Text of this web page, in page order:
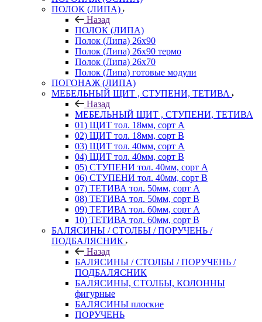
ПОЛОК (ЛИПА)
Назад
ПОЛОК (ЛИПА)
Полок (Липа) 26х90
Полок (Липа) 26х90 термо
Полок (Липа) 26х70
Полок (Липа) готовые модули
ПОГОНАЖ (ЛИПА)
МЕБЕЛЬНЫЙ ЩИТ , СТУПЕНИ, ТЕТИВА
Назад
МЕБЕЛЬНЫЙ ЩИТ , СТУПЕНИ, ТЕТИВА
01) ЩИТ тол. 18мм, сорт А
02) ЩИТ тол. 18мм, сорт В
03) ЩИТ тол. 40мм, сорт А
04) ЩИТ тол. 40мм, сорт В
05) СТУПЕНИ тол. 40мм, сорт А
06) СТУПЕНИ тол. 40мм, сорт В
07) ТЕТИВА тол. 50мм, сорт А
08) ТЕТИВА тол. 50мм, сорт В
09) ТЕТИВА тол. 60мм, сорт А
10) ТЕТИВА тол. 60мм, сорт В
БАЛЯСИНЫ / СТОЛБЫ / ПОРУЧЕНЬ /
ПОДБАЛЯСНИК
Назад
БАЛЯСИНЫ / СТОЛБЫ / ПОРУЧЕНЬ /
ПОДБАЛЯСНИК
БАЛЯСИНЫ, СТОЛБЫ, КОЛОННЫ
фигурные
БАЛЯСИНЫ плоские
ПОРУЧЕНЬ